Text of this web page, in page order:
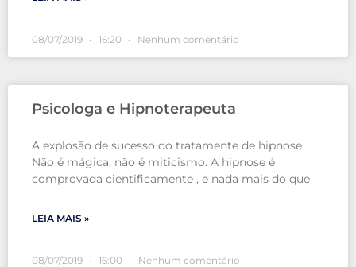
08/07/2019 16:20 Nenhum comentário
Psicologa e Hipnoterapeuta
A explosão de sucesso do tratamente de hipnose
Não é mágica, não é miticismo. A hipnose é
comprovada cientificamente , e nada mais do que
LEIA MAIS »
08/07/2019 16:00 Nenhum comentário